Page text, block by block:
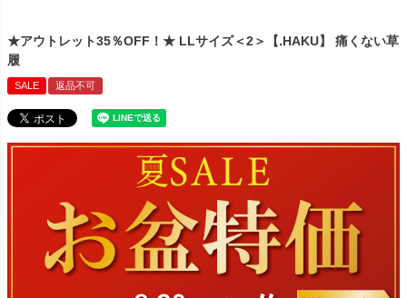
★アウトレット35％OFF！★ LLサイズ＜2＞【.HAKU】 痛くない草
履
SALE 返品不可